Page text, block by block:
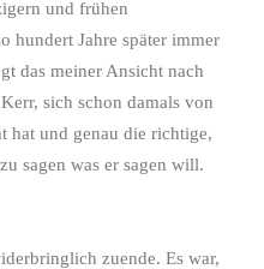
und frühen
hundert Jahre später immer
das meiner Ansicht nach
sich schon damals von
hat und genau die richtige,
sagen was er sagen will.
zuende. Es war,